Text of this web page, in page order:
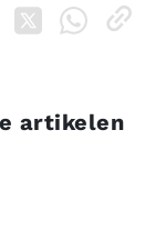
artikelen